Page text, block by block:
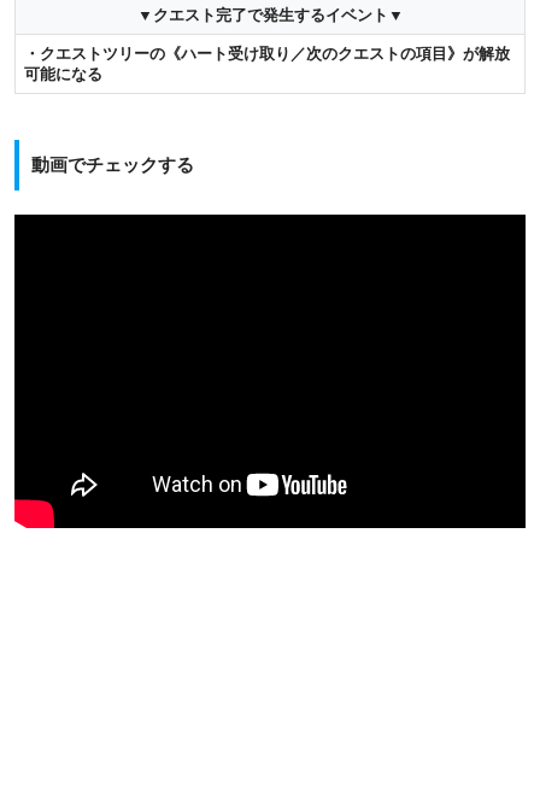
▼クエスト完了で発生するイベント▼
・クエストツリーの《ハート受け取り／次のクエストの項目》が解放
可能になる
動画でチェックする